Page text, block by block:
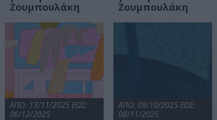
Ζουμπουλάκη
Ζουμπουλάκη
ΑΠΟ: 13/11/2025 ΕΩΣ:
06/12/2025
ΑΠΟ: 09/10/2025 ΕΩΣ:
08/11/2025